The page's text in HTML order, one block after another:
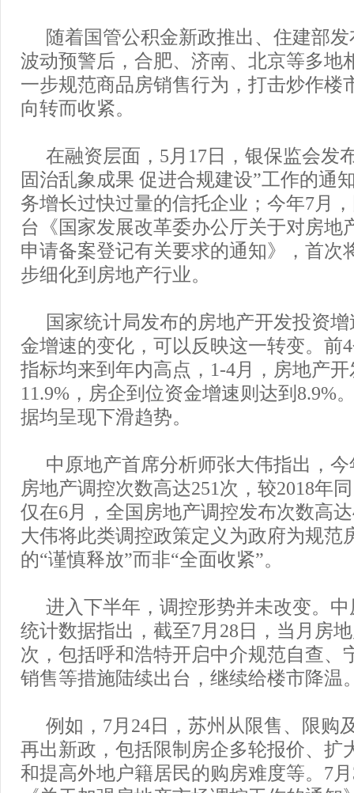
随着国管公积金新政推出、住建部
波动预警后，合肥、济南、北京等多地
一步规范商品房销售行为，打击炒作楼
向转而收紧。
在融资层面，5月17日，银保监会发
固治乱象成果 促进合规建设”工作的通
务增长过快过量的信托企业；今年7月
台《国家发展改革委办公厅关于对房地
申请备案登记有关要求的通知》，首次
步细化到房地产行业。
国家统计局发布的房地产开发投资
金增速的变化，可以反映这一转变。前
指标均来到年内高点，1-4月，房地产
11.9%，房企到位资金增速则达到8.9%
据均呈现下滑趋势。
中原地产首席分析师张大伟指出，
房地产调控次数高达251次，较2018年
仅在6月，全国房地产调控发布次数高
大伟将此类调控政策定义为政府为规范
的“谨慎释放”而非“全面收紧”。
进入下半年，调控形势并未改变。
统计数据指出，截至7月28日，当月房
次，包括呼和浩特开启中介规范自查、
销售等措施陆续出台，继续给楼市降温
例如，7月24日，苏州从限售、限购
再出新政，包括限制房企多轮报价、扩
和提高外地户籍居民的购房难度等。7